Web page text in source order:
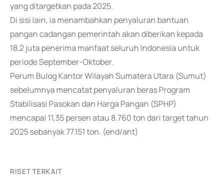
yang ditargetkan pada 2025.
Di sisi lain, ia menambahkan penyaluran bantuan
pangan cadangan pemerintah akan diberikan kepada
18,2 juta penerima manfaat seluruh Indonesia untuk
periode September-Oktober.
Perum Bulog Kantor Wilayah Sumatera Utara (Sumut)
sebelumnya mencatat penyaluran beras Program
Stabilisasi Pasokan dan Harga Pangan (SPHP)
mencapai 11,35 persen atau 8.760 ton dari target tahun
2025 sebanyak 77.151 ton. (end/ant)
RISET TERKAIT